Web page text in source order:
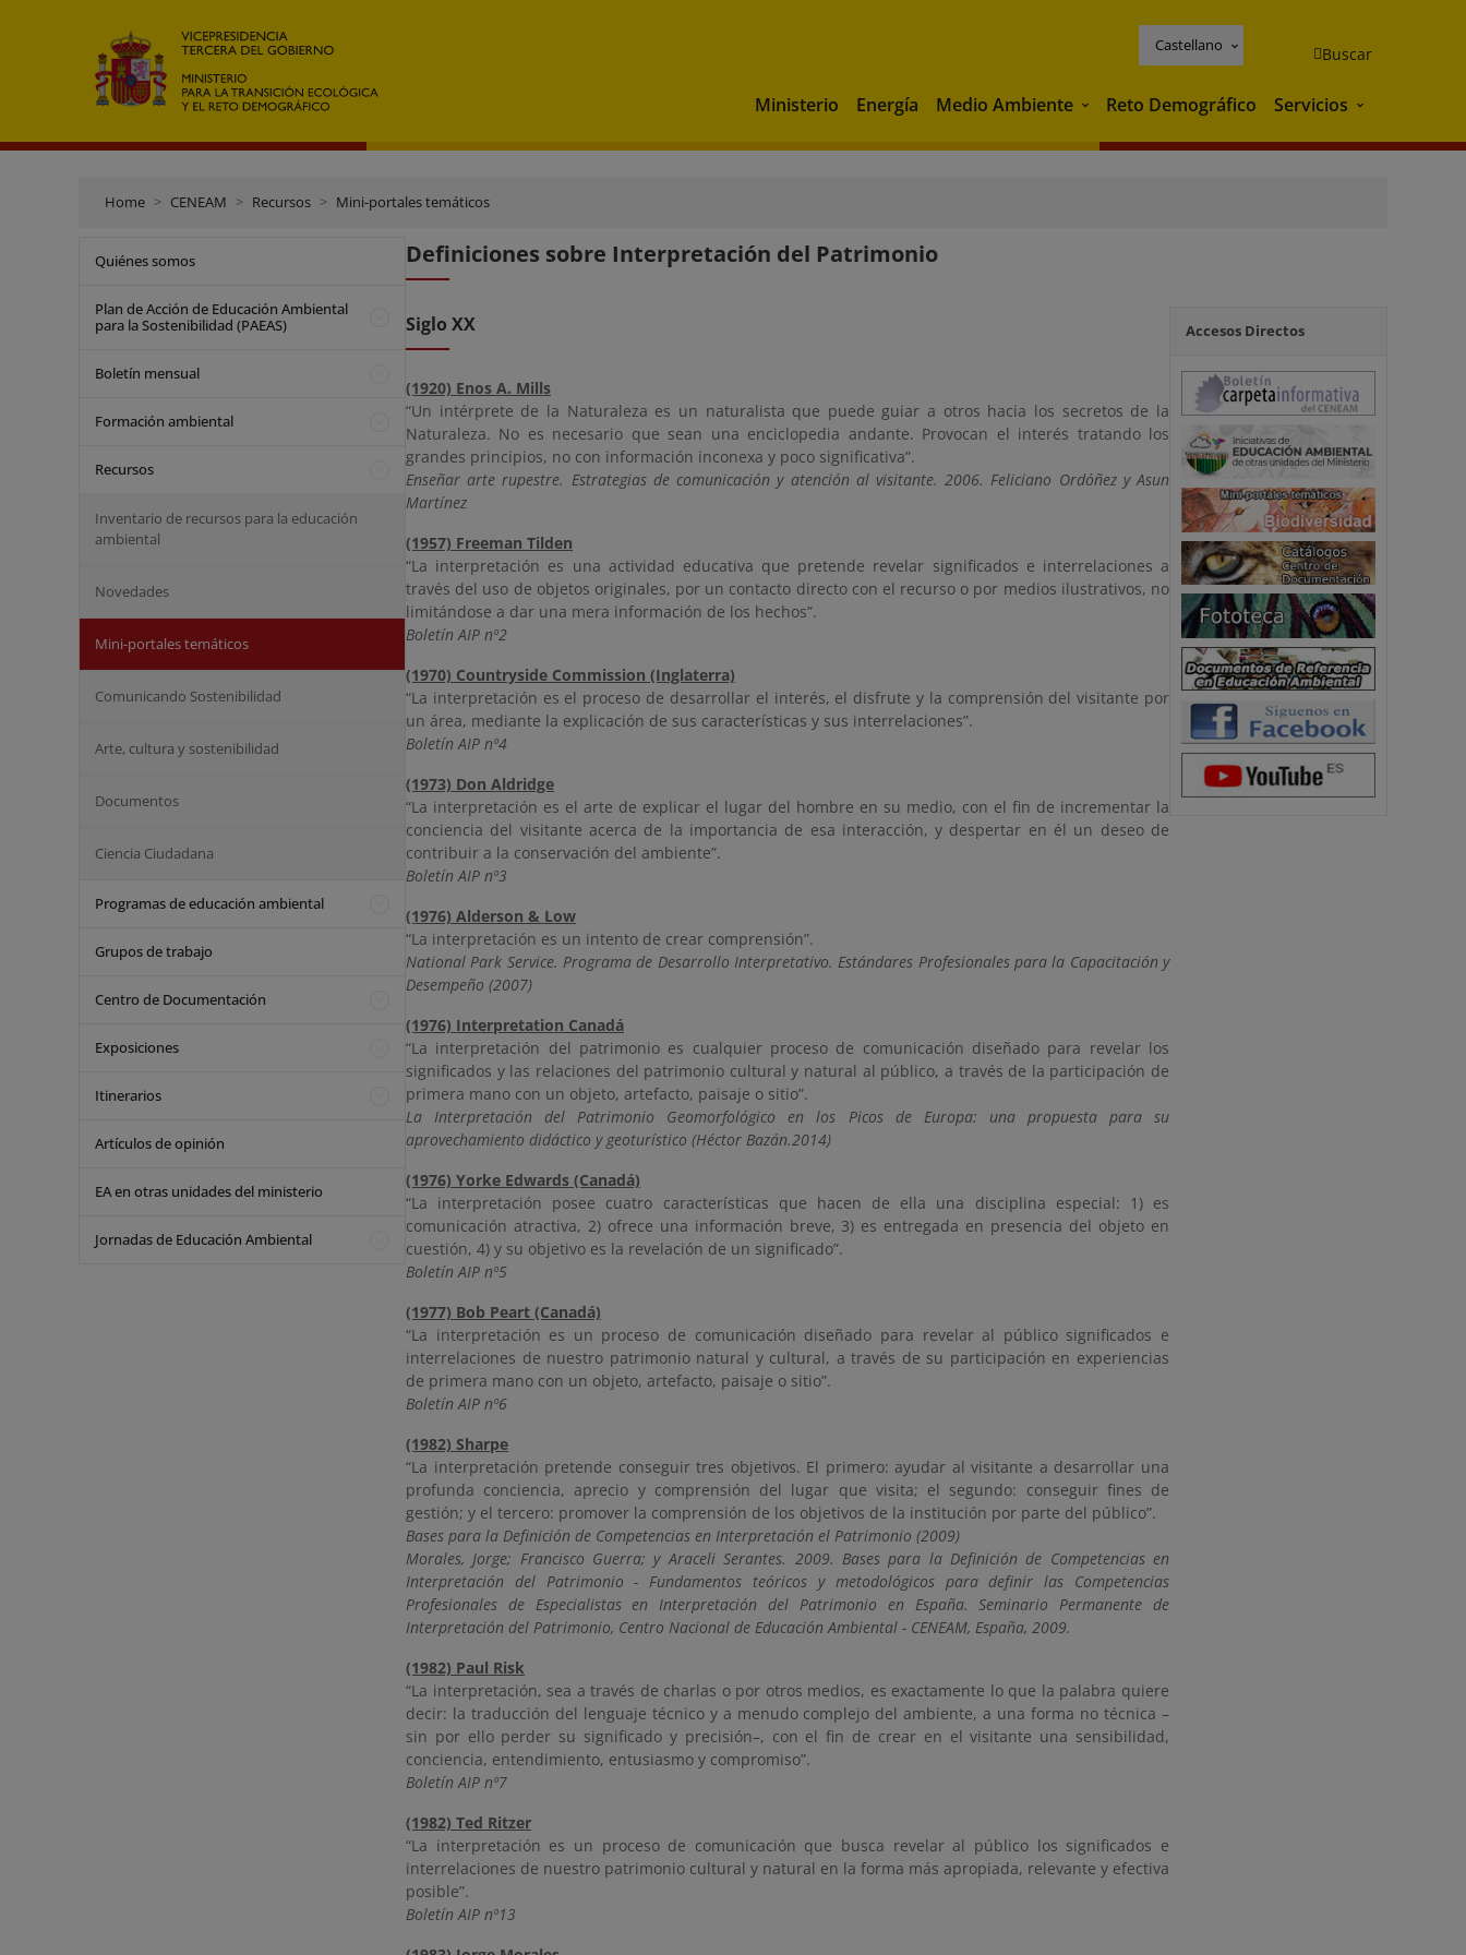
Castellano Buscar
Ministerio Energía Medio Ambiente Medio Ambiente
Reto Demográfico Servicios Servicios
Home CENEAM Recursos Mini-portales temáticos
Quiénes somos
Plan de Acción de Educación Ambiental
para la Sostenibilidad (PAEAS)
Boletín mensual
Formación ambiental
Recursos
Inventario de recursos para la educación
ambiental
Novedades
Mini-portales temáticos
Comunicando Sostenibilidad
Arte, cultura y sostenibilidad
Documentos
Ciencia Ciudadana
Programas de educación ambiental
Grupos de trabajo
Centro de Documentación
Exposiciones
Itinerarios
Artículos de opinión
EA en otras unidades del ministerio
Jornadas de Educación Ambiental
Definiciones sobre Interpretación del Patrimonio
Siglo XX
(1920) Enos A. Mills
“Un intérprete de la Naturaleza es un naturalista que puede guiar a otros hacia los secretos de la
Naturaleza. No es necesario que sean una enciclopedia andante. Provocan el interés tratando los
grandes principios, no con información inconexa y poco significativa”.
Enseñar arte rupestre. Estrategias de comunicación y atención al visitante. 2006. Feliciano Ordóñez y Asun
Martínez
(1957) Freeman Tilden
“La interpretación es una actividad educativa que pretende revelar significados e interrelaciones a
través del uso de objetos originales, por un contacto directo con el recurso o por medios ilustrativos, no
limitándose a dar una mera información de los hechos”.
Boletín AIP nº2
(1970) Countryside Commission (Inglaterra)
“La interpretación es el proceso de desarrollar el interés, el disfrute y la comprensión del visitante por
un área, mediante la explicación de sus características y sus interrelaciones”.
Boletín AIP nº4
(1973) Don Aldridge
“La interpretación es el arte de explicar el lugar del hombre en su medio, con el fin de incrementar la
conciencia del visitante acerca de la importancia de esa interacción, y despertar en él un deseo de
contribuir a la conservación del ambiente”.
Boletín AIP nº3
(1976) Alderson & Low
“La interpretación es un intento de crear comprensión”.
National Park Service. Programa de Desarrollo Interpretativo. Estándares Profesionales para la Capacitación y
Desempeño (2007)
(1976) Interpretation Canadá
“La interpretación del patrimonio es cualquier proceso de comunicación diseñado para revelar los
significados y las relaciones del patrimonio cultural y natural al público, a través de la participación de
primera mano con un objeto, artefacto, paisaje o sitio”.
La Interpretación del Patrimonio Geomorfológico en los Picos de Europa: una propuesta para su
aprovechamiento didáctico y geoturístico (Héctor Bazán.2014)
(1976) Yorke Edwards (Canadá)
“La interpretación posee cuatro características que hacen de ella una disciplina especial: 1) es
comunicación atractiva, 2) ofrece una información breve, 3) es entregada en presencia del objeto en
cuestión, 4) y su objetivo es la revelación de un significado”.
Boletín AIP nº5
(1977) Bob Peart (Canadá)
“La interpretación es un proceso de comunicación diseñado para revelar al público significados e
interrelaciones de nuestro patrimonio natural y cultural, a través de su participación en experiencias
de primera mano con un objeto, artefacto, paisaje o sitio”.
Boletín AIP nº6
(1982) Sharpe
“La interpretación pretende conseguir tres objetivos. El primero: ayudar al visitante a desarrollar una
profunda conciencia, aprecio y comprensión del lugar que visita; el segundo: conseguir fines de
gestión; y el tercero: promover la comprensión de los objetivos de la institución por parte del público”.
Bases para la Definición de Competencias en Interpretación el Patrimonio (2009)
Morales, Jorge; Francisco Guerra; y Araceli Serantes. 2009. Bases para la Definición de Competencias en
Interpretación del Patrimonio - Fundamentos teóricos y metodológicos para definir las Competencias
Profesionales de Especialistas en Interpretación del Patrimonio en España. Seminario Permanente de
Interpretación del Patrimonio, Centro Nacional de Educación Ambiental - CENEAM, España, 2009.
(1982) Paul Risk
“La interpretación, sea a través de charlas o por otros medios, es exactamente lo que la palabra quiere
decir: la traducción del lenguaje técnico y a menudo complejo del ambiente, a una forma no técnica –
sin por ello perder su significado y precisión–, con el fin de crear en el visitante una sensibilidad,
conciencia, entendimiento, entusiasmo y compromiso”.
Boletín AIP nº7
(1982) Ted Ritzer
“La interpretación es un proceso de comunicación que busca revelar al público los significados e
interrelaciones de nuestro patrimonio cultural y natural en la forma más apropiada, relevante y efectiva
posible”.
Boletín AIP nº13
Accesos Directos